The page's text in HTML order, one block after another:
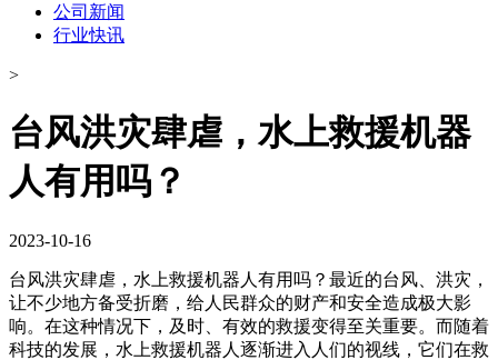
公司新闻
行业快讯
>
台风洪灾肆虐，水上救援机器
人有用吗？
2023-10-16
台风洪灾肆虐，水上救援机器人有用吗？ 最近的台风、洪灾，
让不少地方备受折磨，给人民群众的财产和安全造成极大影
响。在这种情况下，及时、有效的救援变得至关重要。而随着
科技的发展，水上救援机器人逐渐进入人们的视线，它们在救